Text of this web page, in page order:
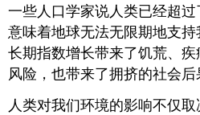
一些人口学家说人类已经超
意味着地球无法无限期地支持
长期指数增长带来了饥荒、
风险，也带来了拥挤的社会后
人类对我们环境的影响不仅